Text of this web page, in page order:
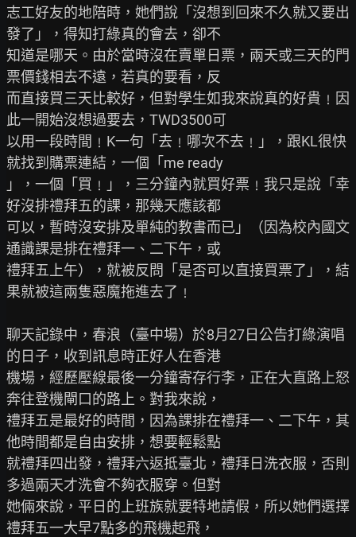
志工好友的地陪時，她們說「沒想到回來不久就又要出
發了」，得知打綠真的會去，卻不
知道是哪天。由於當時沒在賣單日票，兩天或三天的門
票價錢相去不遠，若真的要看，反
而直接買三天比較好，但對學生如我來說真的好貴﹗因
此一開始沒想過要去，TWD3500可
以用一段時間﹗K一句「去﹗哪次不去﹗」，跟KL很快
就找到購票連結，一個「me ready
」，一個「買﹗」，三分鐘內就買好票﹗我只是說「幸
好沒排禮拜五的課，那幾天應該都
可以，暫時沒安排及單純的教書而已」（因為校內國文
通識課是排在禮拜一、二下午，或
禮拜五上午），就被反問「是否可以直接買票了」，結
果就被這兩隻惡魔拖進去了﹗
聊天記錄中，春浪（臺中場）於8月27日公告打綠演唱
的日子，收到訊息時正好人在香港
機場，經歷壓線最後一分鐘寄存行李，正在大直路上怒
奔往登機閘口的路上。對我來說，
禮拜五是最好的時間，因為課排在禮拜一、二下午，其
他時間都是自由安排，想要輕鬆點
就禮拜四出發，禮拜六返抵臺北，禮拜日洗衣服，否則
多過兩天才洗會不夠衣服穿。但對
她倆來說，平日的上班族就要特地請假，所以她們選擇
禮拜五一大早7點多的飛機起飛，